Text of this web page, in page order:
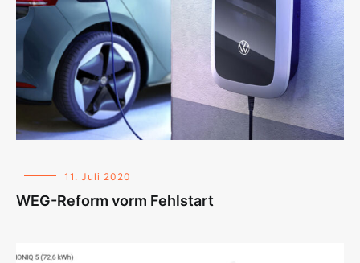
11. Juli 2020
WEG-Reform vorm Fehlstart